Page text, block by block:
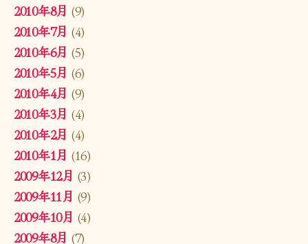
2010年8月 (9)
2010年7月 (4)
2010年6月 (5)
2010年5月 (6)
2010年4月 (9)
2010年3月 (4)
2010年2月 (4)
2010年1月 (16)
2009年12月 (3)
2009年11月 (9)
2009年10月 (4)
2009年8月 (7)